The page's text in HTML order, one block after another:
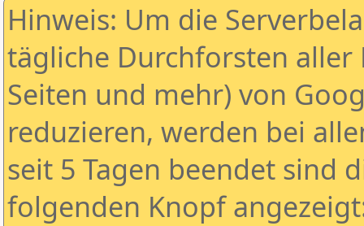
Hinweis: Um die
tägliche Durchforsten aller
Seiten und mehr) von
reduzieren, werden bei
seit 5 Tagen beendet sind
folgenden Knopf